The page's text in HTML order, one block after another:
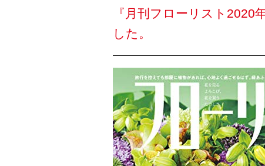
『月刊フローリスト2020
した。